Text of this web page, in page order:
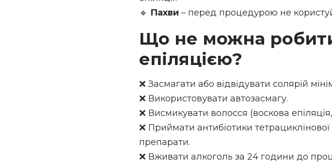
🔹 Пахви – перед процедурою не
Що не можна
епіляцією?
❌ Засмагати або відвідувати солярій
❌ Використовувати автозасмагу.
❌ Висмикувати волосся (воскова
❌ Приймати антибіотики
препарати.
❌ Вживати алкоголь за 24 години до